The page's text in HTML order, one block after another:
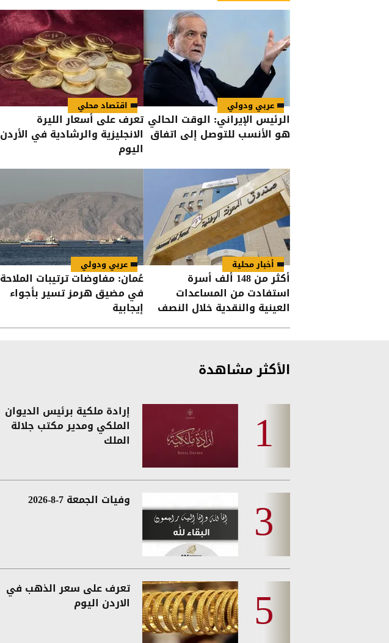
عربي ودولي
الرئيس الإيراني: الوقت الحالي
هو الأنسب للتوصل إلى اتفاق
اقتصاد محلي
تعرف على أسعار الليرة
الانجليزية والرشادية في الأردن
اليوم
أخبار محلية
أكثر من 148 ألف أسرة
استفادت من المساعدات
العينية والنقدية خلال النصف
الأول من العام
عربي ودولي
عُمان: مفاوضات ترتيبات الملاحة
في مضيق هرمز تسير بأجواء
إيجابية
الأكثر مشاهدة
إرادة ملكية برئيس الديوان
الملكي ومدير مكتب جلالة
الملك
وفيات الجمعة 7-8-2026
تعرف على سعر الذهب في
الاردن اليوم